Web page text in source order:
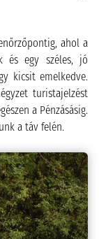
ahol a
és egy széles, jó
kicsit emelkedve.
turistajelzést
a Pénzásásig.
a táv felén.